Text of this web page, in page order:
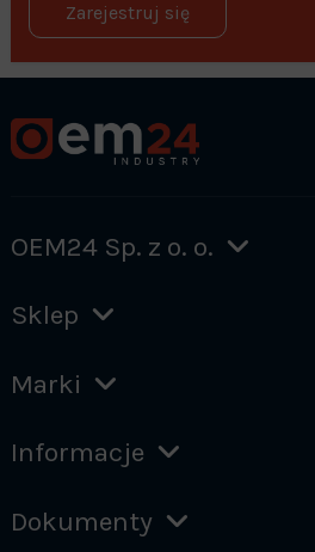
Zarejestruj się
OEM24 Sp. z o. o.
Sklep
Marki
Informacje
Dokumenty